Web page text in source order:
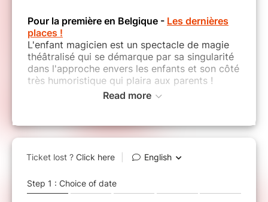
Pour la première en Belgique - Les dernières
places !
L'enfant magicien est un spectacle de magie
théâtralisé qui se démarque par sa singularité
dans l'approche envers les enfants et son côté
très humoristique qui plaira aux parents !
Notre artiste nous transporte dans son univers
magicien à l'âge de 8 ans. Il partagera avec
les enfants les secrets de la magie et vous
découvrirez tous les avantages d'être
magicien.
Au travers de ses numéros, les enfants auront
l'opportunité de monter sur scène et de
Read more